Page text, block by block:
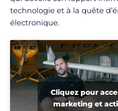
technologie et à la quête
électronique.
Cliquez pour
marketing et